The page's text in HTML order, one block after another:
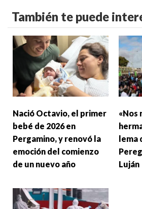
También te puede
Nació Octavio, el primer
bebé de 2026 en
Pergamino, y renovó la
emoción del comienzo
de un nuevo año
«Nos
lema
Luján